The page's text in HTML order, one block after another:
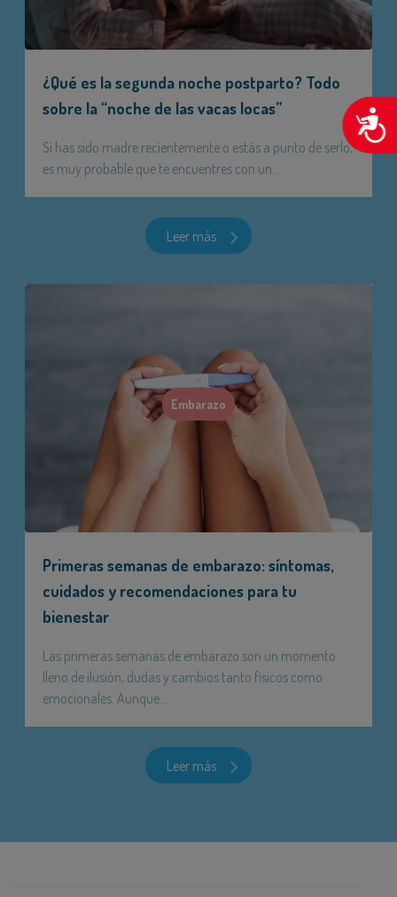
¿Qué es la segunda noche postparto? Todo
sobre la “noche de las vacas locas”
Si has sido madre recientemente o estás a punto de serlo,
es muy probable que te encuentres con un...
Leer más
Primeras semanas de embarazo: síntomas,
cuidados y recomendaciones para tu
bienestar
Embarazo
Las primeras semanas de embarazo son un momento
lleno de ilusión, dudas y cambios tanto físicos como
emocionales. Aunque...
Leer más